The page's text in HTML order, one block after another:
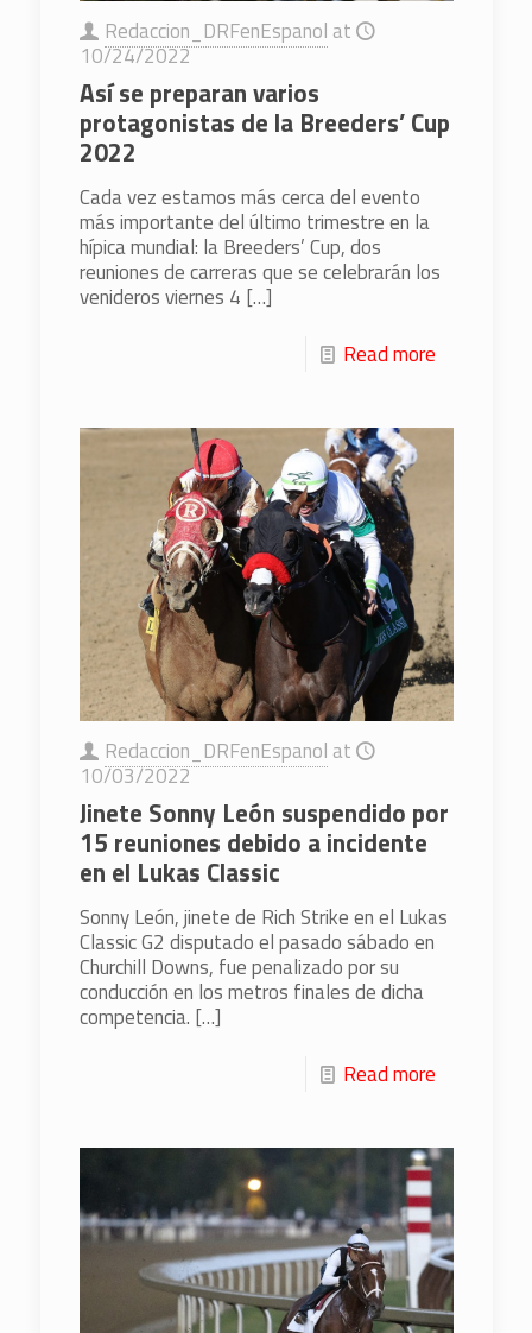
Redaccion_DRFenEspanol at
10/24/2022
Así se preparan varios
protagonistas de la Breeders’ Cup
2022
Cada vez estamos más cerca del evento
más importante del último trimestre en la
hípica mundial: la Breeders’ Cup, dos
reuniones de carreras que se celebrarán los
venideros viernes 4 […]
Read more
Redaccion_DRFenEspanol at
10/03/2022
Jinete Sonny León suspendido por
15 reuniones debido a incidente
en el Lukas Classic
Sonny León, jinete de Rich Strike en el Lukas
Classic G2 disputado el pasado sábado en
Churchill Downs, fue penalizado por su
conducción en los metros finales de dicha
competencia. […]
Read more